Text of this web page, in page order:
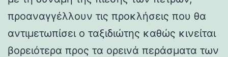
προαναγγέλλουν τις προκλήσεις που θα
αντιμετωπίσει ο ταξιδιώτης καθώς κινείται
βορειότερα προς τα ορεινά περάσματα των